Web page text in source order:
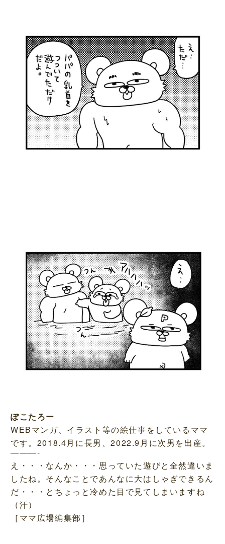
ぽこたろー
WEBマンガ、イラスト等の絵仕事をしているママ
です。2018.4月に長男、2022.9月に次男を出産。
———-
え・・・なんか・・・思っていた遊びと全然違いま
したね。そんなことであんなに大はしゃぎできるん
だ・・・とちょっと冷めた目で見てしまいますね
（汗）
［ママ広場編集部］